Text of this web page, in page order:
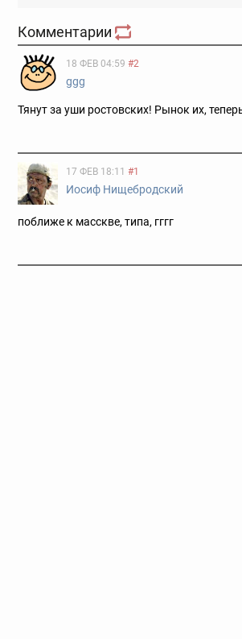
Комментарии
18 ФЕВ 04:59 #2
ggg
Тянут за уши ростовских! Рынок их,
17 ФЕВ 18:11 #1
Иосиф Нищебродский
поближе к масскве, типа, гггг